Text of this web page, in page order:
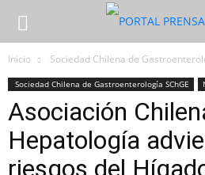
Inicio Sociedad Chilena de
Sociedad Chilena de Gastroenterología SChGE
Asociación
Hepatología
riesgos del